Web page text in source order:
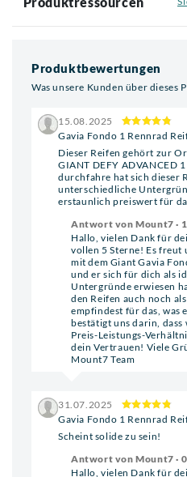
Produktbewertungen
Was unsere Kunden über dieses
15.08.2025
Gavia Fondo 1 Rennrad
Dieser Reifen gehört zur
GIANT DEFY ADVANCED
durchfahre hat sich dieser
unterschiedliche
erstaunlich preiswert für
Antwort von Mount7 ·
Hallo, vielen Dank für
vollen 5 Sterne! Es freut
mit dem Giant Gavia
und er sich für dich als
Untergründe erwiesen
den Reifen auch noch
empfindest für das, was
bestätigt uns darin,
Preis-Leistungs-
dein Vertrauen! Viele
Mount7 Team
31.07.2025
Gavia Fondo 1 Rennrad
Scheint solide zu sein!
Antwort von Mount7 ·
Hallo, vielen Dank für